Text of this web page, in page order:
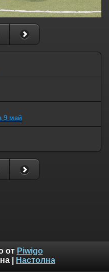
9 май
от Piwigo
Настолна